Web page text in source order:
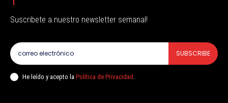
Suscribete a nuestro newsletter semanal!
SUBSCRIBE
He leído y acepto la Política de Privacidad